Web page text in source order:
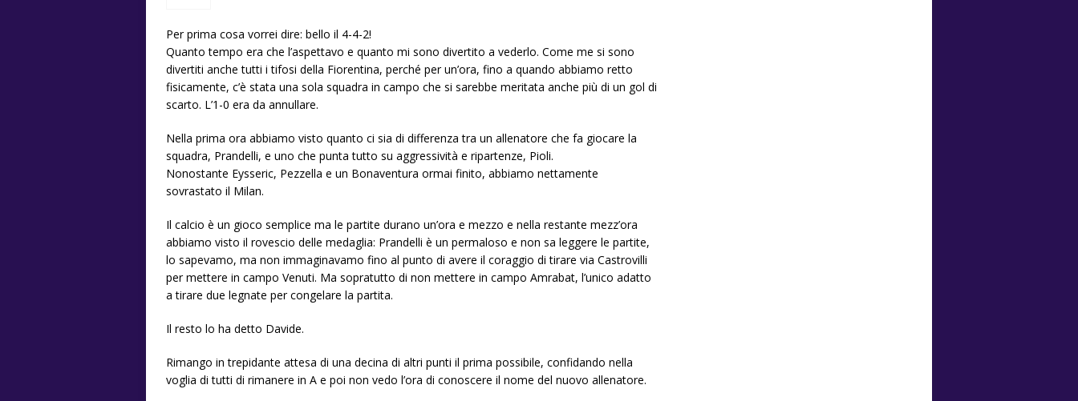
Per prima cosa vorrei dire: bello il 4-4-2!
Quanto tempo era che l’aspettavo e quanto mi sono divertito a vederlo. Come me si sono
divertiti anche tutti i tifosi della Fiorentina, perché per un’ora, fino a quando abbiamo retto
fisicamente, c’è stata una sola squadra in campo che si sarebbe meritata anche più di un gol di
scarto. L’1-0 era da annullare.
Nella prima ora abbiamo visto quanto ci sia di differenza tra un allenatore che fa giocare la
squadra, Prandelli, e uno che punta tutto su aggressività e ripartenze, Pioli.
Nonostante Eysseric, Pezzella e un Bonaventura ormai finito, abbiamo nettamente
sovrastato il Milan.
Il calcio è un gioco semplice ma le partite durano un’ora e mezzo e nella restante mezz’ora
abbiamo visto il rovescio delle medaglia: Prandelli è un permaloso e non sa leggere le partite,
lo sapevamo, ma non immaginavamo fino al punto di avere il coraggio di tirare via Castrovilli
per mettere in campo Venuti. Ma sopratutto di non mettere in campo Amrabat, l’unico adatto
a tirare due legnate per congelare la partita.
Il resto lo ha detto Davide.
Rimango in trepidante attesa di una decina di altri punti il prima possibile, confidando nella
voglia di tutti di rimanere in A e poi non vedo l’ora di conoscere il nome del nuovo allenatore.